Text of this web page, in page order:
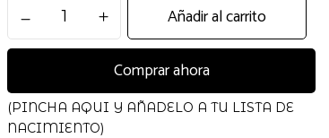
Arrullo
Para
Mims+
cantidad
Añadir al carrito
Comprar ahora
(PINCHA AQUI Y AÑADELO A TU LISTA DE
NACIMIENTO)
web en este navegador para la próxima